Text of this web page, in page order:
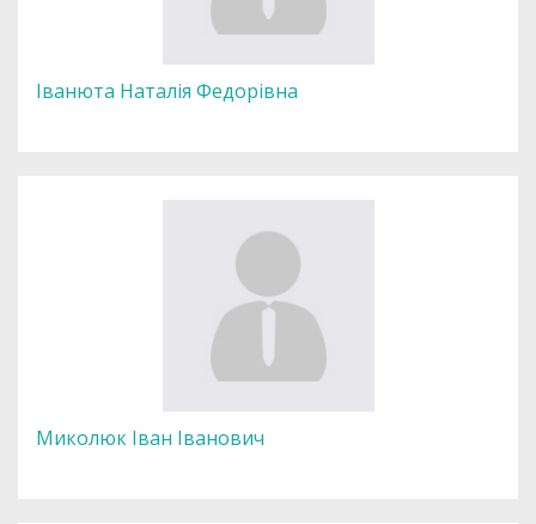
Іванюта Наталія Федорівна
Миколюк Іван Іванович